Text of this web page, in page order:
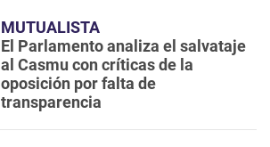
MUTUALISTA
El Parlamento analiza el salvataje
al Casmu con críticas de la
oposición por falta de
transparencia